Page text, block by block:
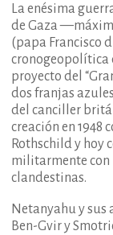
La enésima
de Gaza
(papa Francisco
cronogeopolítica
proyecto del
dos franjas
del canciller
creación en 1948
Rothschild y hoy
militarmente con
clandestinas.
Netanyahu y
Ben-Gvir y